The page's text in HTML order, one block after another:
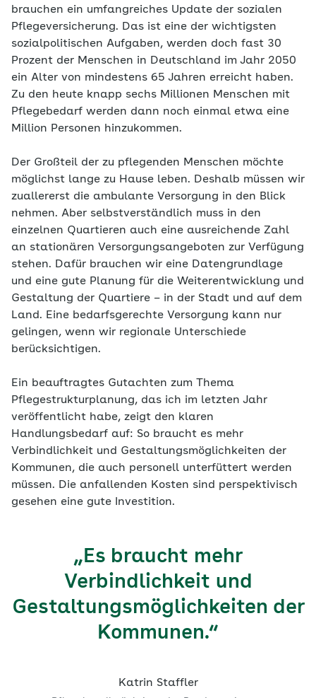
brauchen ein umfangreiches Update der sozialen
Pflegeversicherung. Das ist eine der wichtigsten
sozialpolitischen Aufgaben, werden doch fast 30
Prozent der Menschen in Deutschland im Jahr 2050
ein Alter von mindestens 65 Jahren erreicht haben.
Zu den heute knapp sechs Millionen Menschen mit
Pflegebedarf werden dann noch einmal etwa eine
Million Personen hinzukommen.
Der Großteil der zu pflegenden Menschen möchte
möglichst lange zu Hause leben. Deshalb müssen wir
zuallererst die ambulante Versorgung in den Blick
nehmen. Aber selbstverständlich muss in den
einzelnen Quartieren auch eine ausreichende Zahl
an stationären Versorgungsangeboten zur Verfügung
stehen. Dafür brauchen wir eine Datengrundlage
und eine gute Planung für die Weiterentwicklung und
Gestaltung der Quartiere – in der Stadt und auf dem
Land. Eine bedarfsgerechte Versorgung kann nur
gelingen, wenn wir regionale Unterschiede
berücksichtigen.
Ein beauftragtes Gutachten zum Thema
Pflegestrukturplanung, das ich im letzten Jahr
veröffentlicht habe, zeigt den klaren
Handlungsbedarf auf: So braucht es mehr
Verbindlichkeit und Gestaltungsmöglichkeiten der
Kommunen, die auch personell unterfüttert werden
müssen. Die anfallenden Kosten sind perspektivisch
gesehen eine gute Investition.
„Es braucht mehr
Verbindlichkeit und
Gestaltungsmöglichkeiten der
Kommunen.“
Katrin Staffler